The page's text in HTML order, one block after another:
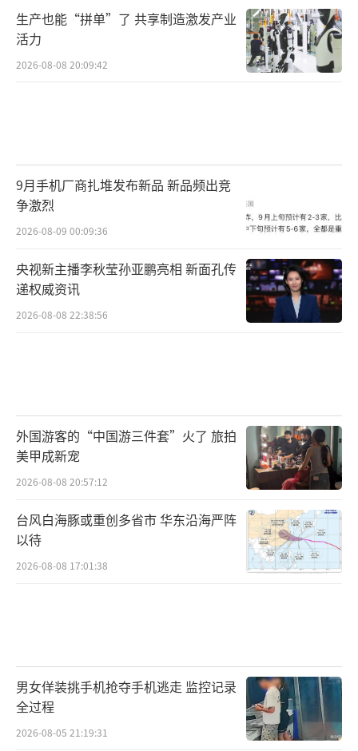
生产也能“拼单”了 共享制造激发产业
活力
2026-08-08 20:09:42
9月手机厂商扎堆发布新品 新品频出竞
争激烈
2026-08-09 00:09:36
央视新主播李秋莹孙亚鹏亮相 新面孔传
递权威资讯
2026-08-08 22:38:56
外国游客的“中国游三件套”火了 旅拍
美甲成新宠
2026-08-08 20:57:12
台风白海豚或重创多省市 华东沿海严阵
以待
2026-08-08 17:01:38
男女佯装挑手机抢夺手机逃走 监控记录
全过程
2026-08-05 21:19:31